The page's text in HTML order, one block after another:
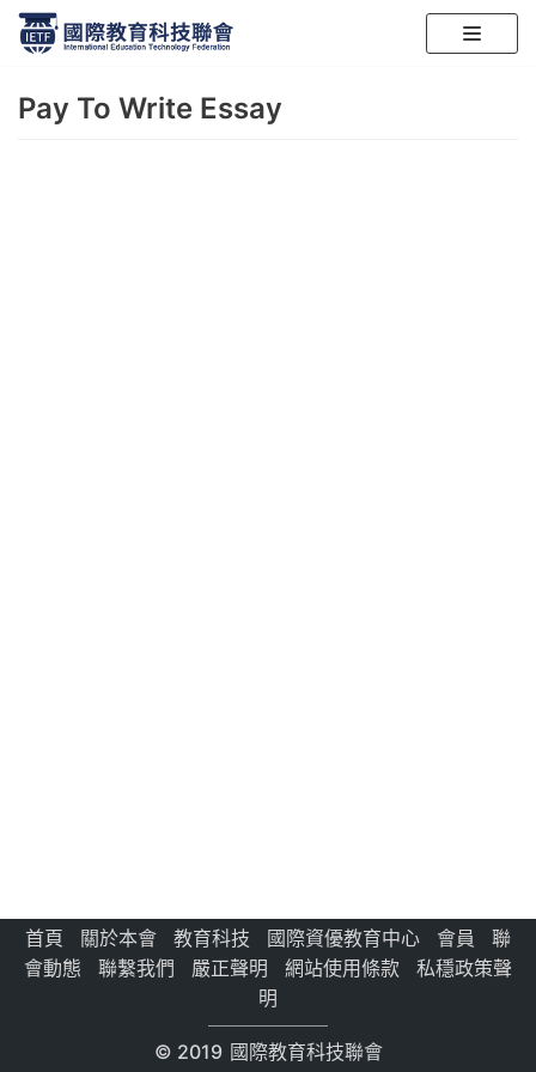
至
Pay To Write Essay
首頁 關於本會 教育科技 國際資優教育中心 會員
聯
會動態
聯繫我們 嚴正聲明 網站使用條款
私穩政策聲
明
© 2019 國際教育科技聯會